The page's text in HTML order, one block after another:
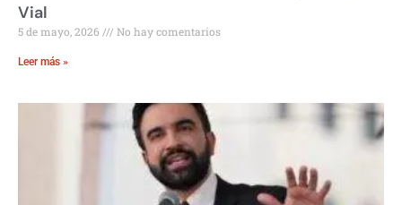
Vial
5 de mayo, 2026 No hay comentarios
Leer más »